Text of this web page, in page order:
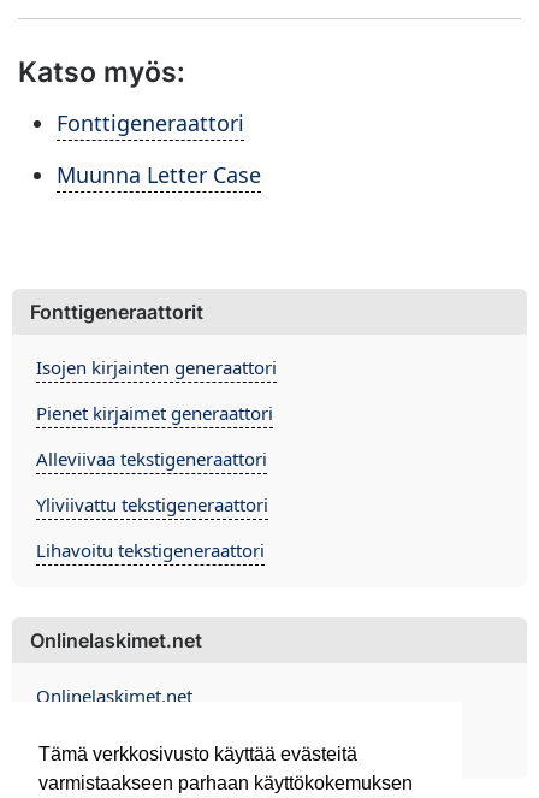
Tämä verkkosivusto käyttää evästeitä
varmistaakseen parhaan käyttökokemuksen
Katso myös:
Fonttigeneraattori
Muunna Letter Case
Fonttigeneraattorit
Isojen kirjainten generaattori
Pienet kirjaimet generaattori
Alleviivaa tekstigeneraattori
Yliviivattu tekstigeneraattori
Lihavoitu tekstigeneraattori
Onlinelaskimet.net
Onlinelaskimet.net
Contact